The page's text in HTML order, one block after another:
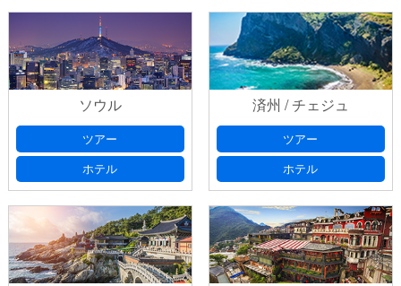
ソウル
ツアー
ホテル
済州 / チェジュ
ツアー
ホテル